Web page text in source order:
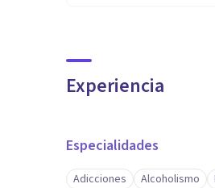
Experiencia
Especialidades
Adicciones Alcoholismo